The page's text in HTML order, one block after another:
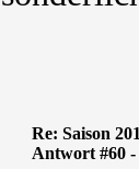
Re: Saison
Antwort #60 -